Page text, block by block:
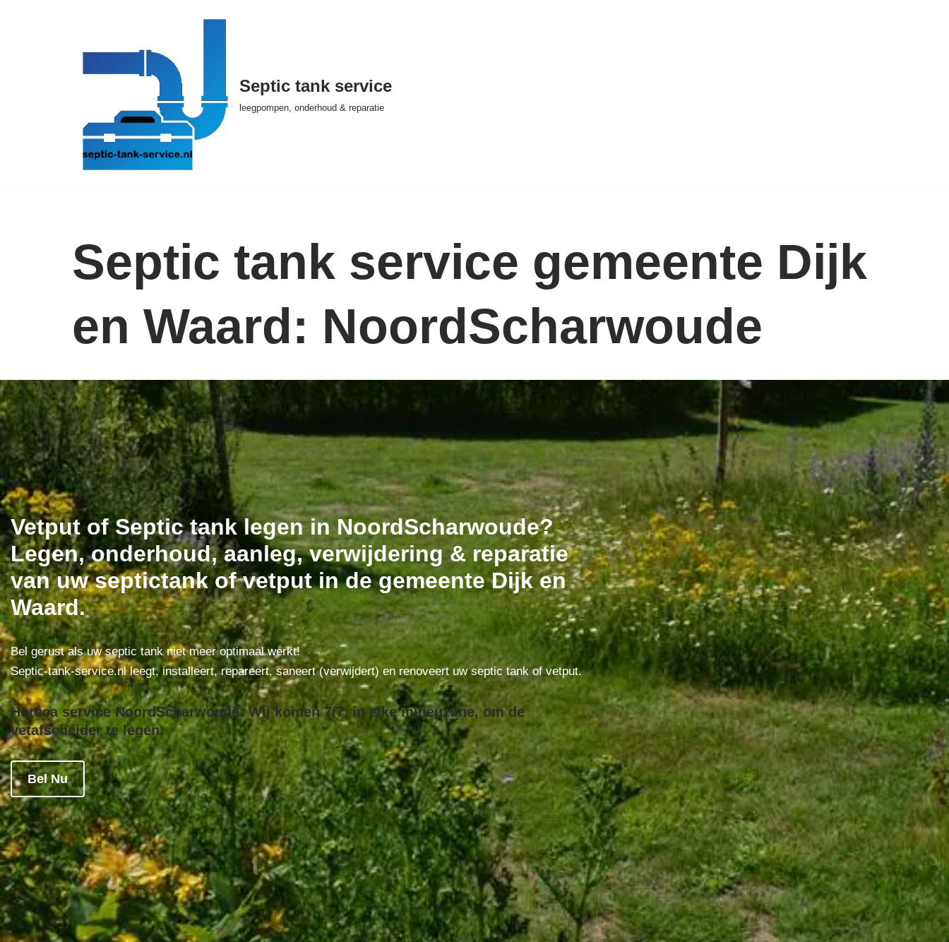
Septic tank service
leegpompen, onderhoud & reparatie
Septic tank service gemeente Dijk
en Waard: NoordScharwoude
Vetput of Septic tank legen in NoordScharwoude?
Legen, onderhoud, aanleg, verwijdering & reparatie
van uw septictank of vetput in de gemeente Dijk en
Waard.
Bel gerust als uw septic tank niet meer optimaal werkt!
Septic-tank-service.nl leegt, installeert, repareert, saneert (verwijdert) en renoveert uw septic tank of vetput.
Horeca service NoordScharwoude: Wij komen 7/7, in elke milieuzone, om de
vetafscheider te legen.
Bel Nu